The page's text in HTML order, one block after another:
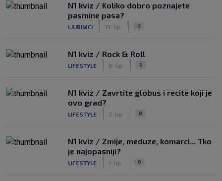
N1 kviz / Koliko dobro poznajete
pasmine pasa?
LJUBIMCI 13. lip. 0
N1 kviz / Rock & Roll
LIFESTYLE 8. lip. 0
N1 kviz / Zavrtite globus i recite koji je
ovo grad?
LIFESTYLE 2. lip. 0
N1 kviz / Zmije, meduze, komarci... Tko
je najopasniji?
LIFESTYLE 1. lip. 0